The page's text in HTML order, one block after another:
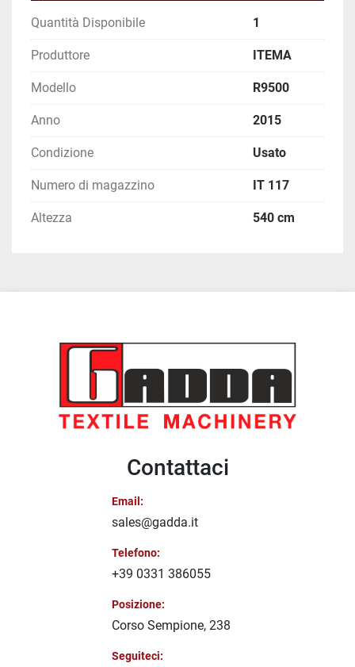
Quantità Disponibile 1
Produttore ITEMA
Modello R9500
Anno 2015
Condizione Usato
Numero di magazzino IT 117
Altezza 540 cm
Contattaci
Email:
sales@gadda.it
Telefono:
+39 0331 386055
Posizione:
Corso Sempione, 238
Seguiteci: